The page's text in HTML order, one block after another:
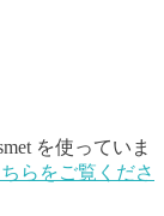
を使っていま
らをご覧くださ